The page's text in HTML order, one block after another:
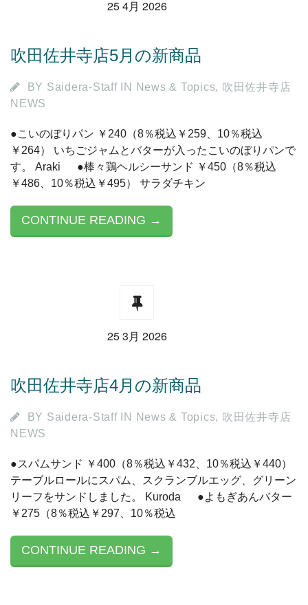
25 4月 2026
吹田佐井寺店5月の新商品
BY Saidera-StaffIN News & Topics, 吹田佐井寺店
NEWS
●こいのぼりパン ￥240（8％税込￥259、10％税込
￥264） いちごジャムとバターが入ったこいのぼりパンで
す。 Araki ●棒々鶏ヘルシーサンド ￥450（8％税込
￥486、10％税込￥495） サラダチキン
CONTINUE READING →
25 3月 2026
吹田佐井寺店4月の新商品
BY Saidera-StaffIN News & Topics, 吹田佐井寺店
NEWS
●スパムサンド ￥400（8％税込￥432、10％税込￥440）
テーブルロールにスパム、スクランブルエッグ、グリーン
リーフをサンドしました。 Kuroda ●よもぎあんバター
￥275（8％税込￥297、10％税込
CONTINUE READING →